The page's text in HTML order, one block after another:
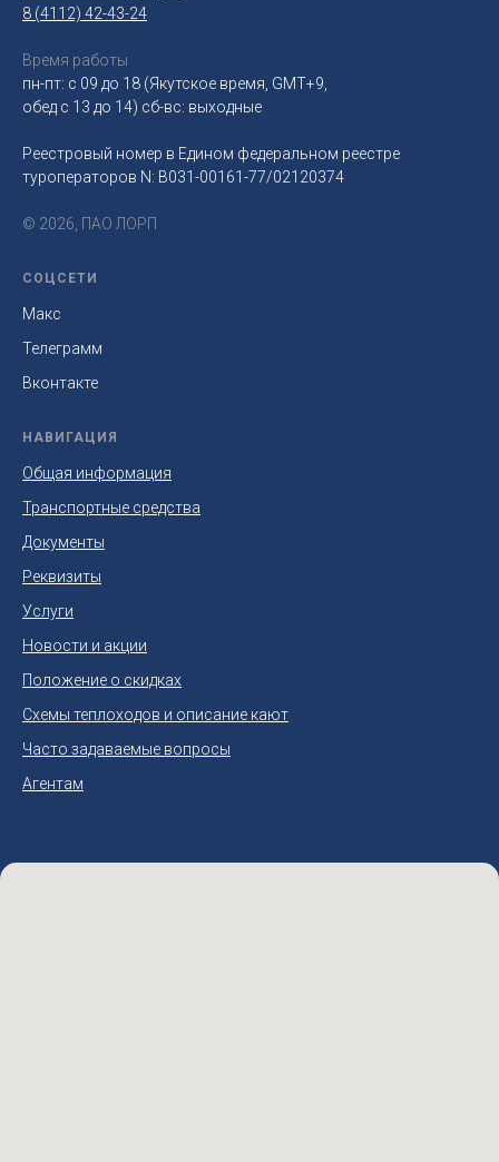
8 (4112) 42-43-24
Время работы
пн-пт: с 09 до 18 (Якутское время, GMT+9,
обед с 13 до 14) сб-вс: выходные
Реестровый номер в Едином федеральном реестре
туроператоров N: B031-00161-77/02120374
© 2026, ПАО ЛОРП
СОЦСЕТИ
Макс
Телеграмм
Вконтакте
НАВИГАЦИЯ
Общая информация
Транспортные средства
Документы
Реквизиты
Услуги
Новости и акции
Положение о скидках
Схемы теплоходов и описание кают
Часто задаваемые вопросы
Агентам